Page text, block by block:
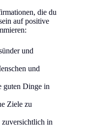
die du
auf positive
und
und
guten Dinge in
Ziele zu
in